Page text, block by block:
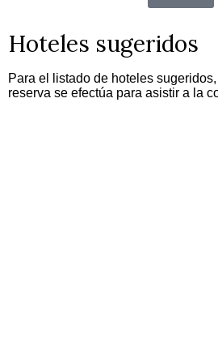
Hoteles sugeridos
Para el listado de hoteles
reserva se efectúa para asistir a la